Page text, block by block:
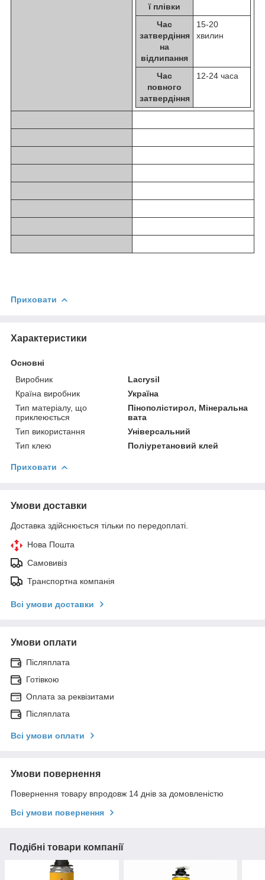
ї плівки
Час
затвердіння
на
відлипання
15-20
хвилин
Час
повного
затвердіння
12-24 часа
Приховати
Характеристики
Основні
Виробник
Lacrysil
Країна виробник
Україна
Тип матеріалу, що
приклеюється
Пінополістирол, Мінеральна
вата
Тип використання
Універсальний
Тип клею
Поліуретановий клей
Приховати
Умови доставки
Доставка здійснюється тільки по передоплаті.
Нова Пошта
Самовивіз
Транспортна компанія
Всі умови доставки
Умови оплати
Післяплата
Готівкою
Оплата за реквізитами
Післяплата
Всі умови оплати
Умови повернення
Повернення товару впродовж 14 днів за домовленістю
Всі умови повернення
Подібні товари компанії